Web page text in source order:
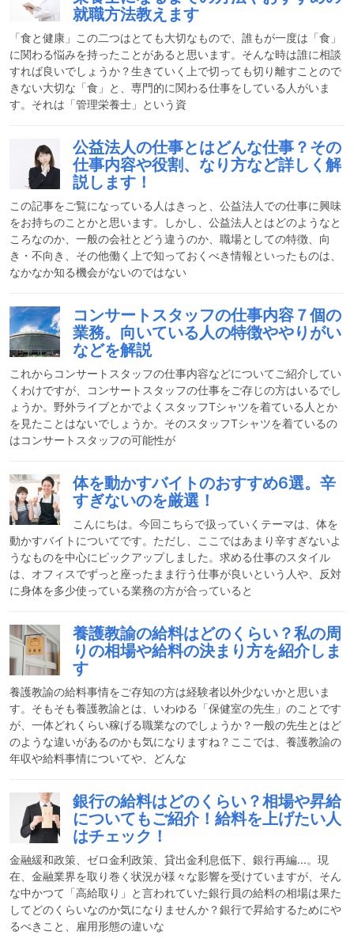
就職方法教えます
「食と健康」この二つはとても大切なもので、誰もが一度は「食」
に関わる悩みを持ったことがあると思います。そんな時は誰に相談
すれば良いでしょうか？生きていく上で切っても切り離すことので
きない大切な「食」と、専門的に関わる仕事をしている人がいま
す。それは「管理栄養士」という資
公益法人の仕事とはどんな仕事？その
仕事内容や役割、なり方など詳しく解
説します！
この記事をご覧になっている人はきっと、公益法人での仕事に興味
をお持ちのことかと思います。しかし、公益法人とはどのようなと
ころなのか、一般の会社とどう違うのか、職場としての特徴、向
き・不向き、その他働く上で知っておくべき情報といったものは、
なかなか知る機会がないのではない
コンサートスタッフの仕事内容７個の
業務。向いている人の特徴ややりがい
などを解説
これからコンサートスタッフの仕事内容などについてご紹介してい
くわけですが、コンサートスタッフの仕事をご存じの方はいるでし
ょうか。野外ライブとかでよくスタッフTシャツを着ている人とか
を見たことはないでしょうか。そのスタッフTシャツを着ているの
はコンサートスタッフの可能性が
体を動かすバイトのおすすめ6選。辛
すぎないのを厳選！
こんにちは。今回こちらで扱っていくテーマは、体を
動かすバイトについてです。ただし、ここではあまり辛すぎないよ
うなものを中心にピックアップしました。求める仕事のスタイル
は、オフィスでずっと座ったまま行う仕事が良いという人や、反対
に身体を多少使っている業務の方が合っていると
養護教諭の給料はどのくらい？私の周
りの相場や給料の決まり方を紹介しま
す
養護教諭の給料事情をご存知の方は経験者以外少ないかと思いま
す。そもそも養護教諭とは、いわゆる「保健室の先生」のことです
が、一体どれくらい稼げる職業なのでしょうか？一般の先生とはど
のような違いがあるのかも気になりますね？ここでは、養護教諭の
年収や給料事情についてや、どんな
銀行の給料はどのくらい？相場や昇給
についてもご紹介！給料を上げたい人
はチェック！
金融緩和政策、ゼロ金利政策、貸出金利息低下、銀行再編...。現
在、金融業界を取り巻く状況が様々な影響を受けていますが、そん
な中かつて「高給取り」と言われていた銀行員の給料の相場は果た
してどのくらいなのか気になりませんか？銀行で昇給するためにや
るべきこと、雇用形態の違いな